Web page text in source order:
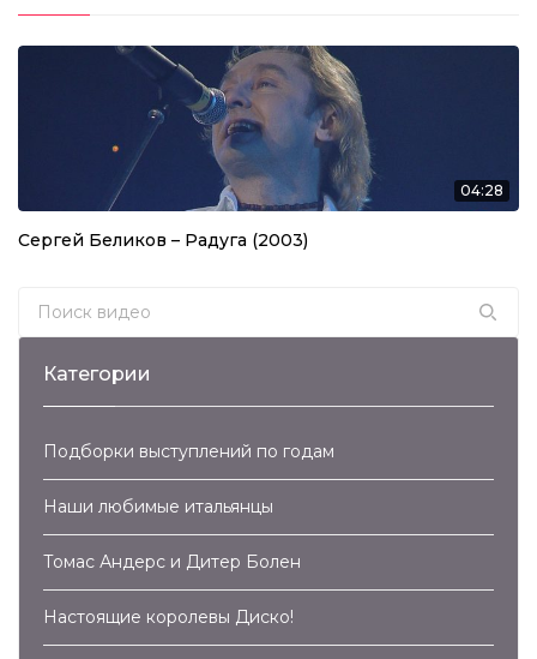
04:28
Сергей Беликов – Радуга (2003)
Search for:
Категории
Подборки выступлений по годам
Наши любимые итальянцы
Томас Андерс и Дитер Болен
Настоящие королевы Диско!